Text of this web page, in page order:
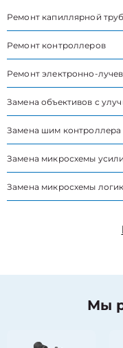
Ремонт капиллярной
Ремонт контроллеров
Ремонт электронно-
Замена объективов с
Замена шим контроллера
Замена микросхемы
Замена микросхемы
Мы